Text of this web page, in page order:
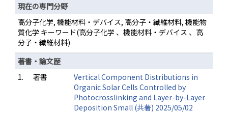
現在の専門分野
高分子化学, 機能材料・デバイス, 高分子・繊維材料, 機能物
質化学 キーワード(高分子化学 、機能材料・デバイス 、高
分子・繊維材料)
著書・論文歴
1.
著書
Vertical Component Distributions in
Organic Solar Cells Controlled by
Photocrosslinking and Layer-by-Layer
Deposition Small (共著) 2025/05/02